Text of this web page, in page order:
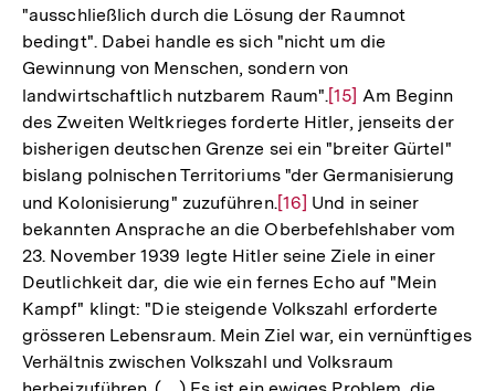
"ausschließlich durch die Lösung der Raumnot
bedingt". Dabei handle es sich "nicht um die
Gewinnung von Menschen, sondern von
landwirtschaftlich nutzbarem Raum".Zur
Auflösung
der
Fußnote
[15] Am Beginn
des Zweiten Weltkrieges forderte Hitler, jenseits der
bisherigen deutschen Grenze sei ein "breiter Gürtel"
bislang polnischen Territoriums "der Germanisierung
und Kolonisierung" zuzuführen.Zur
Auflösung
der
Fußnote
[16] Und in seiner
bekannten Ansprache an die Oberbefehlshaber vom
23. November 1939 legte Hitler seine Ziele in einer
Deutlichkeit dar, die wie ein fernes Echo auf "Mein
Kampf" klingt: "Die steigende Volkszahl erforderte
grösseren Lebensraum. Mein Ziel war, ein vernünftiges
Verhältnis zwischen Volkszahl und Volksraum